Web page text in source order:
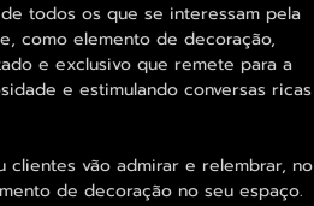
todos os que se interessam pela
como elemento de decoração,
e exclusivo que remete para a
e estimulando conversas ricas
clientes vão admirar e relembrar, no
de decoração no seu espaço.